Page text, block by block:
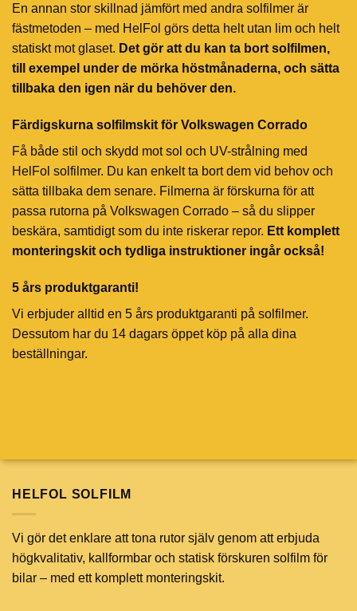
En annan stor skillnad jämfört med andra solfilmer är
fästmetoden – med HelFol görs detta helt utan lim och helt
statiskt mot glaset. Det gör att du kan ta bort solfilmen,
till exempel under de mörka höstmånaderna, och sätta
tillbaka den igen när du behöver den.
Färdigskurna solfilmskit för Volkswagen Corrado
Få både stil och skydd mot sol och UV-strålning med
HelFol solfilmer. Du kan enkelt ta bort dem vid behov och
sätta tillbaka dem senare. Filmerna är förskurna för att
passa rutorna på Volkswagen Corrado – så du slipper
beskära, samtidigt som du inte riskerar repor. Ett komplett
monteringskit och tydliga instruktioner ingår också!
5 års produktgaranti!
Vi erbjuder alltid en 5 års produktgaranti på solfilmer.
Dessutom har du 14 dagars öppet köp på alla dina
beställningar.
HELFOL SOLFILM
Vi gör det enklare att tona rutor själv genom att erbjuda
högkvalitativ, kallformbar och statisk förskuren solfilm för
bilar – med ett komplett monteringskit.